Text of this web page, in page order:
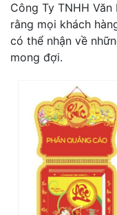
Công Ty TNHH
rằng mọi khách
có thể nhận về
mong đợi.